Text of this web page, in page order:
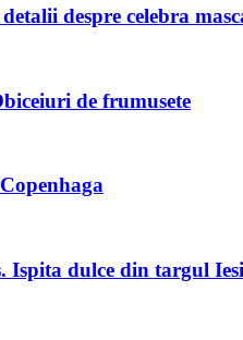
despre celebra
de frumusete
Ispita dulce din targul